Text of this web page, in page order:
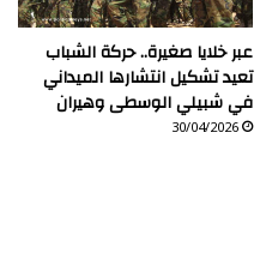
عبر خلايا صغيرة.. حركة الشباب
تعيد تشكيل انتشارها الميداني
في شبيلي الوسطى وهيران
30/04/2026